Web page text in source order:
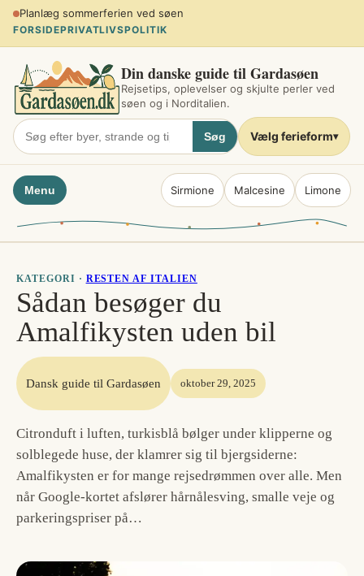
Spring
indhold
Planlæg sommerferien ved søen
FORSIDEPRIVATLIVSPOLITIK
Din danske guide til Gardasøen
Rejsetips, oplevelser og skjulte perler ved
søen og i Norditalien.
Søg Vælg ferieform▾
Menu Sirmione Malcesine Limone
KATEGORI · RESTEN AF ITALIEN
Sådan besøger du
Amalfikysten uden bil
Dansk guide til Gardasøen oktober 29, 2025
Citronduft i luften, turkisblå bølger under klipperne og
solblegede huse, der klamrer sig til bjergsiderne:
Amalfikysten er for mange rejsedrømmen over alle. Men
når Google-kortet afslører hårnålesving, smalle veje og
parkeringspriser på…